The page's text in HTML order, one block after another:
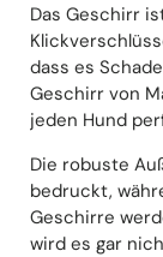
Das Geschirr
dass es
Geschirr von
jeden Hund
Die robuste
bedruckt,
Geschirre
wird es gar